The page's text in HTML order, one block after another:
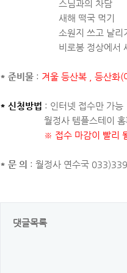
스님과의 차담
새해 떡국 먹기
소원지 쓰고 날리
비로봉 정상에서 새
* 준비물 : 겨울 등산복 , 등산화(
* 신청방법 : 인터넷 접수만 가능
월정사 템플스테이 홈페
※ 접수 마감이 빨리
* 문 의 : 월정사 연수국
댓글목록